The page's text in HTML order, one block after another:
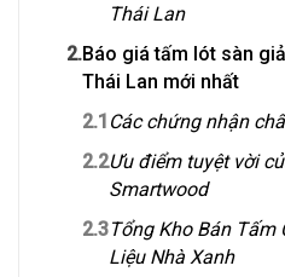
Thái Lan
2.Báo giá tấm lót sàn
Thái Lan mới nhất
2.1 Các chứng nhận
2.2Ưu điểm tuyệt vời
Smartwood
2.3Tổng Kho Bán Tấm
Liệu Nhà Xanh